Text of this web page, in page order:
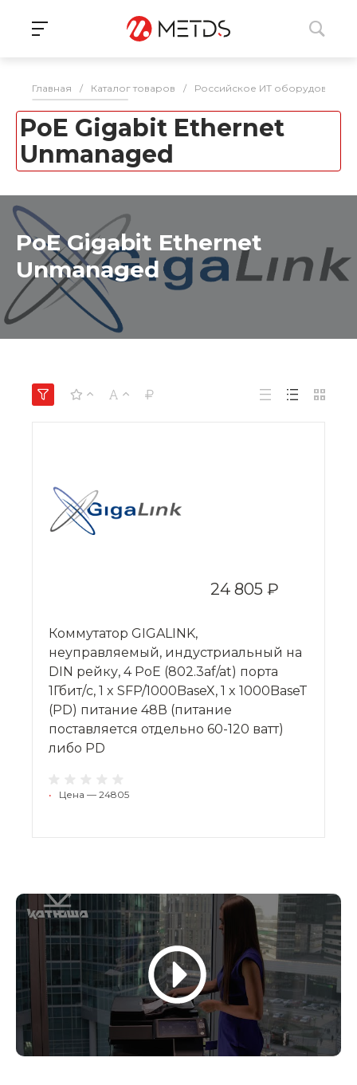
Главная / Каталог товаров / Российское ИТ оборудование
PoE Gigabit Ethernet
Unmanaged
PoE Gigabit Ethernet
Unmanaged
24 805 ₽
Коммутатор GIGALINK,
неуправляемый, индустриальный на
DIN рейку, 4 PoE (802.3af/at) порта
1Гбит/с, 1 x SFP/1000BaseX, 1 x 1000BaseT
(PD) питание 48В (питание
поставляется отдельно 60-120 ватт)
либо PD
• Цена — 24805